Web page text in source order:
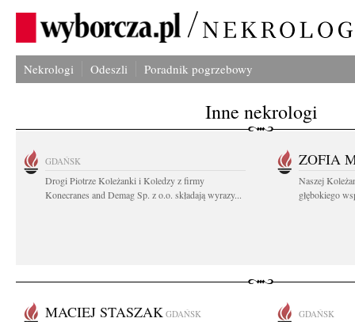
Nekrologi Odeszli Poradnik pogrzebowy
Inne nekrologi
GDAŃSK
Drogi Piotrze Koleżanki i Koledzy z firmy
Konecranes and Demag Sp. z o.o. składają wyrazy...
ZOFIA
Naszej
głębokiego
MACIEJ STASZAK GDAŃSK GDAŃSK